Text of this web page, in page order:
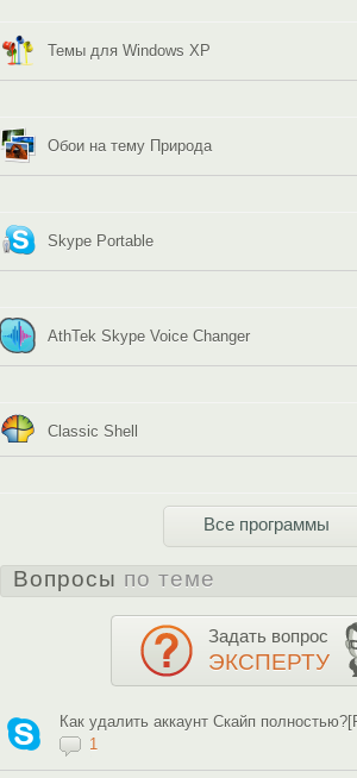
Темы для Windows XP
Обои на тему Природа
Skype Portable
AthTek Skype Voice Changer
Classic Shell
Все программы
Вопросы по теме
Задать вопрос
ЭКСПЕРТУ
Как удалить аккаунт Скайп
1